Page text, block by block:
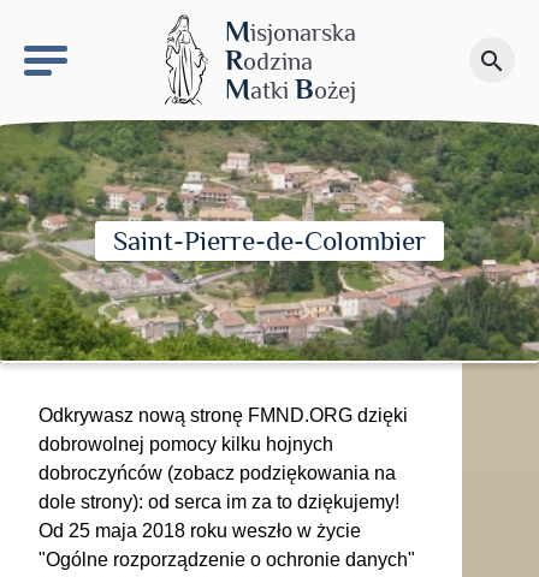
Misjonarska
Rodzina
MatkiBożej
search
Budowa M.B.Ś.
Przekaż darowiznę
Saint-Pierre-de-Colombier
Odkrywasz nową stronę FMND.ORG dzięki
dobrowolnej pomocy kilku hojnych
dobroczyńców (zobacz podziękowania na
dole strony): od serca im za to dziękujemy!
Od 25 maja 2018 roku weszło w życie
"Ogólne rozporządzenie o ochronie danych"